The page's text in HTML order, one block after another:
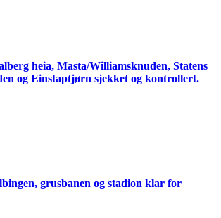
heia, Masta/Williamsknuden, Statens
og Einstaptjørn sjekket og kontrollert.
grusbanen og stadion klar for